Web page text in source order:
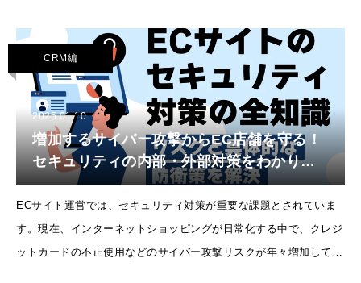
き出すためには、適切な知識と
CRM編
2025.01.10
増加するサイバー攻撃からEC店舗を守る！
セキュリティの内部・外部対策をわかりや
すく解説！
ECサイト運営では、セキュリティ対策が重要な課題とされていま
す。現在、インターネットショッピングが日常化する中で、クレジ
ットカードの不正使用などのサイバー攻撃リスクが年々増加してい